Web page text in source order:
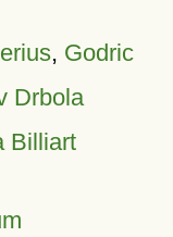
, Godric
Drbola
Billiart